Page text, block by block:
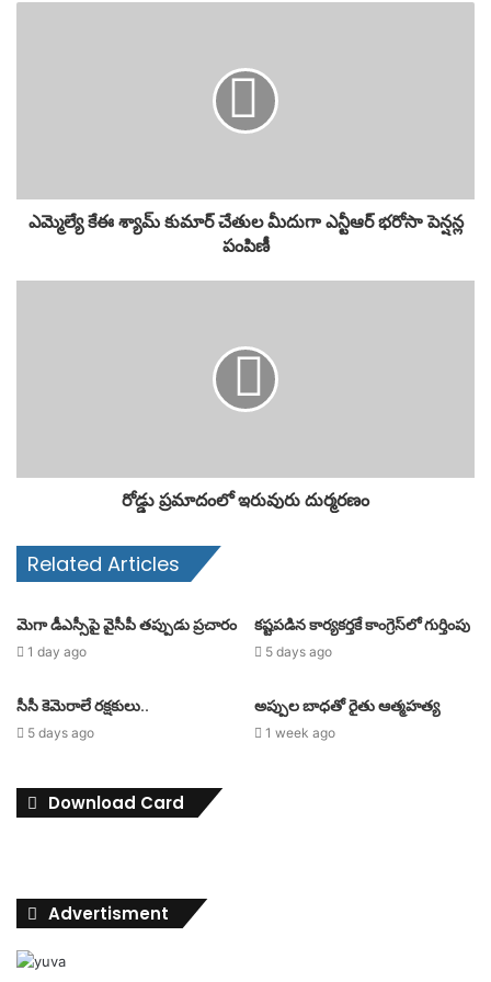
ఎమ్మెల్యే కేఈ శ్యామ్ కుమార్ చేతుల మీదుగా ఎన్టీఆర్ భరోసా పెన్షన్ల
పంపిణీ
రోడ్డు ప్రమాదంలో ఇరువురు దుర్మరణం
Related Articles
మెగా డీఎస్సీపై వైసీపీ తప్పుడు ప్రచారం
1 day ago
కష్టపడిన కార్యకర్తకే కాంగ్రెస్‌లో గుర్తింపు
5 days ago
సీసీ కెమెరాలే రక్షకులు..
5 days ago
అప్పుల బాధతో రైతు ఆత్మహత్య
1 week ago
Download Card
Advertisment